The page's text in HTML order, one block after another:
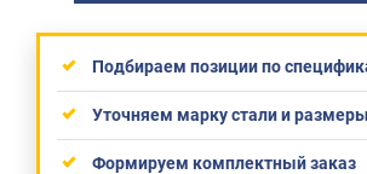
Подбираем позиции по
Уточняем марку стали и размеры
Формируем комплектный заказ